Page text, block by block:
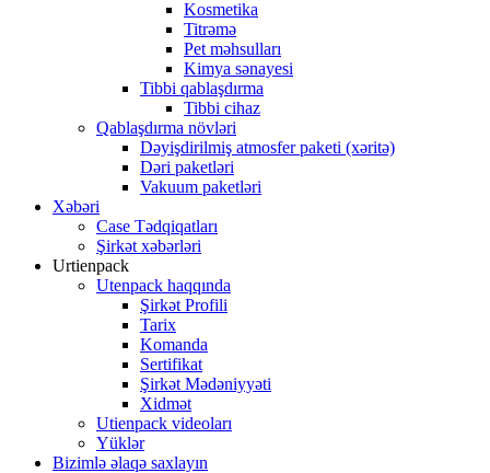
Kosmetika
Titrəmə
Pet məhsulları
Kimya sənayesi
Tibbi qablaşdırma
Tibbi cihaz
Qablaşdırma növləri
Dəyişdirilmiş atmosfer paketi (xəritə)
Dəri paketləri
Vakuum paketləri
Xəbəri
Case Tədqiqatları
Şirkət xəbərləri
Urtienpack
Utenpack haqqında
Şirkət Profili
Tarix
Komanda
Sertifikat
Şirkət Mədəniyyəti
Xidmət
Utienpack videoları
Yüklər
Bizimlə əlaqə saxlayın